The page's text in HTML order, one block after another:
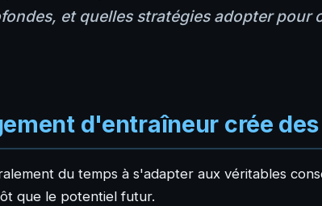
et quelles stratégies adopter
d'entraîneur crée
du temps à s'adapter aux véritables
que le potentiel futur.